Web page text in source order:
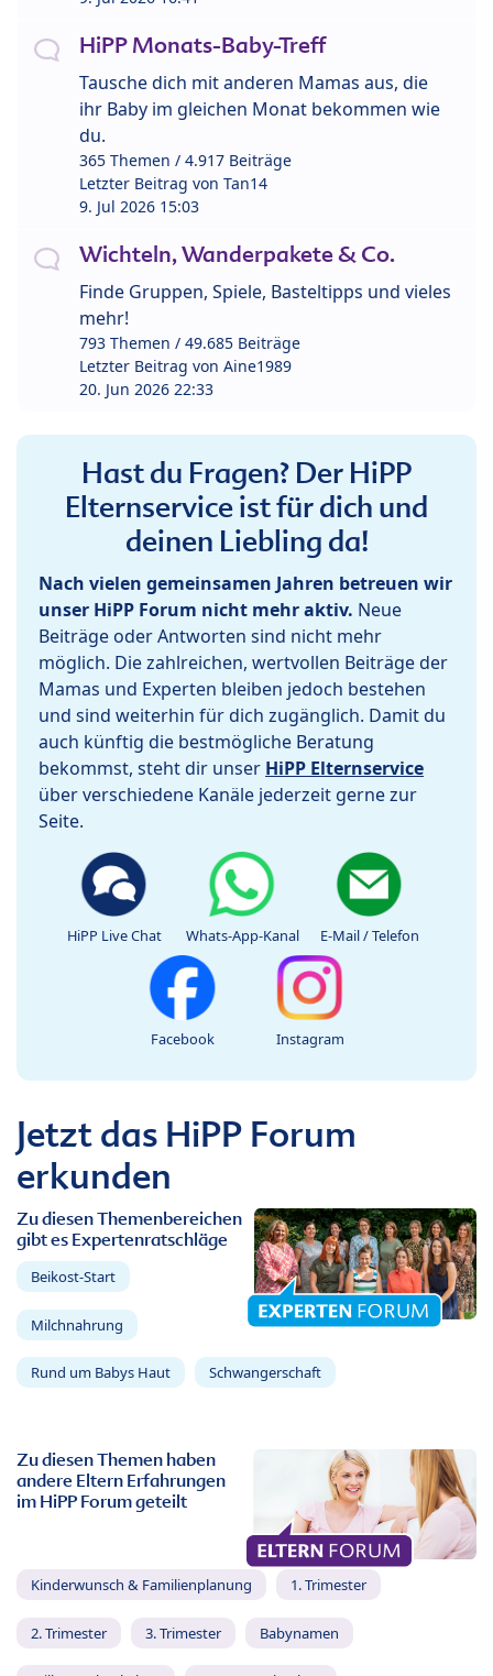
HiPP Monats-Baby-Treff
Tausche dich mit anderen Mamas aus, die
ihr Baby im gleichen Monat bekommen wie
du.
365 Themen / 4.917 Beiträge
Letzter Beitrag von Tan14
9. Jul 2026 15:03
Wichteln, Wanderpakete & Co.
Finde Gruppen, Spiele, Basteltipps und vieles
mehr!
793 Themen / 49.685 Beiträge
Letzter Beitrag von Aine1989
20. Jun 2026 22:33
Hast du Fragen? Der HiPP
Elternservice ist für dich und
deinen Liebling da!
Nach vielen gemeinsamen Jahren betreuen wir
unser HiPP Forum nicht mehr aktiv. Neue
Beiträge oder Antworten sind nicht mehr
möglich. Die zahlreichen, wertvollen Beiträge der
Mamas und Experten bleiben jedoch bestehen
und sind weiterhin für dich zugänglich. Damit du
auch künftig die bestmögliche Beratung
bekommst, steht dir unser HiPP Elternservice
über verschiedene Kanäle jederzeit gerne zur
Seite.
HiPP Live Chat Whats-App-Kanal E-Mail / Telefon
Facebook Instagram
Jetzt das HiPP Forum
erkunden
Zu diesen Themenbereichen
gibt es Expertenratschläge
Beikost-Start
Milchnahrung
Rund um Babys Haut Schwangerschaft
Zu diesen Themen haben
andere Eltern Erfahrungen
im HiPP Forum geteilt
Kinderwunsch & Familienplanung 1. Trimester
2. Trimester 3. Trimester Babynamen